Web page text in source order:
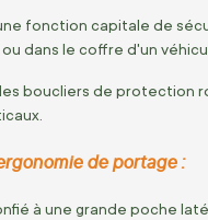
fonction capitale de
dans le coffre d'un
boucliers de
de portage :
à une grande poche